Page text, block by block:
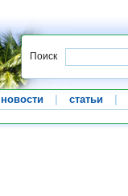
Поиск
новости статьи